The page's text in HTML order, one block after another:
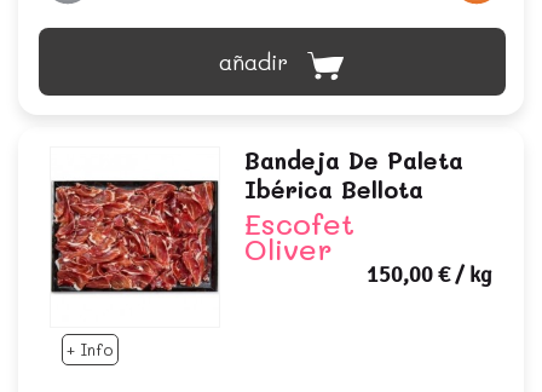
añadir
+ Info
Bandeja De Paleta
Ibérica Bellota
Escofet
Oliver
150,00 €/ kg